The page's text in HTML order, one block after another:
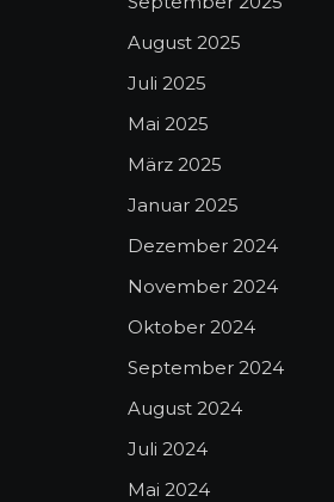
August 2025
Juli 2025
Mai 2025
März 2025
Januar 2025
Dezember 2024
November 2024
Oktober 2024
September 2024
August 2024
Juli 2024
Mai 2024